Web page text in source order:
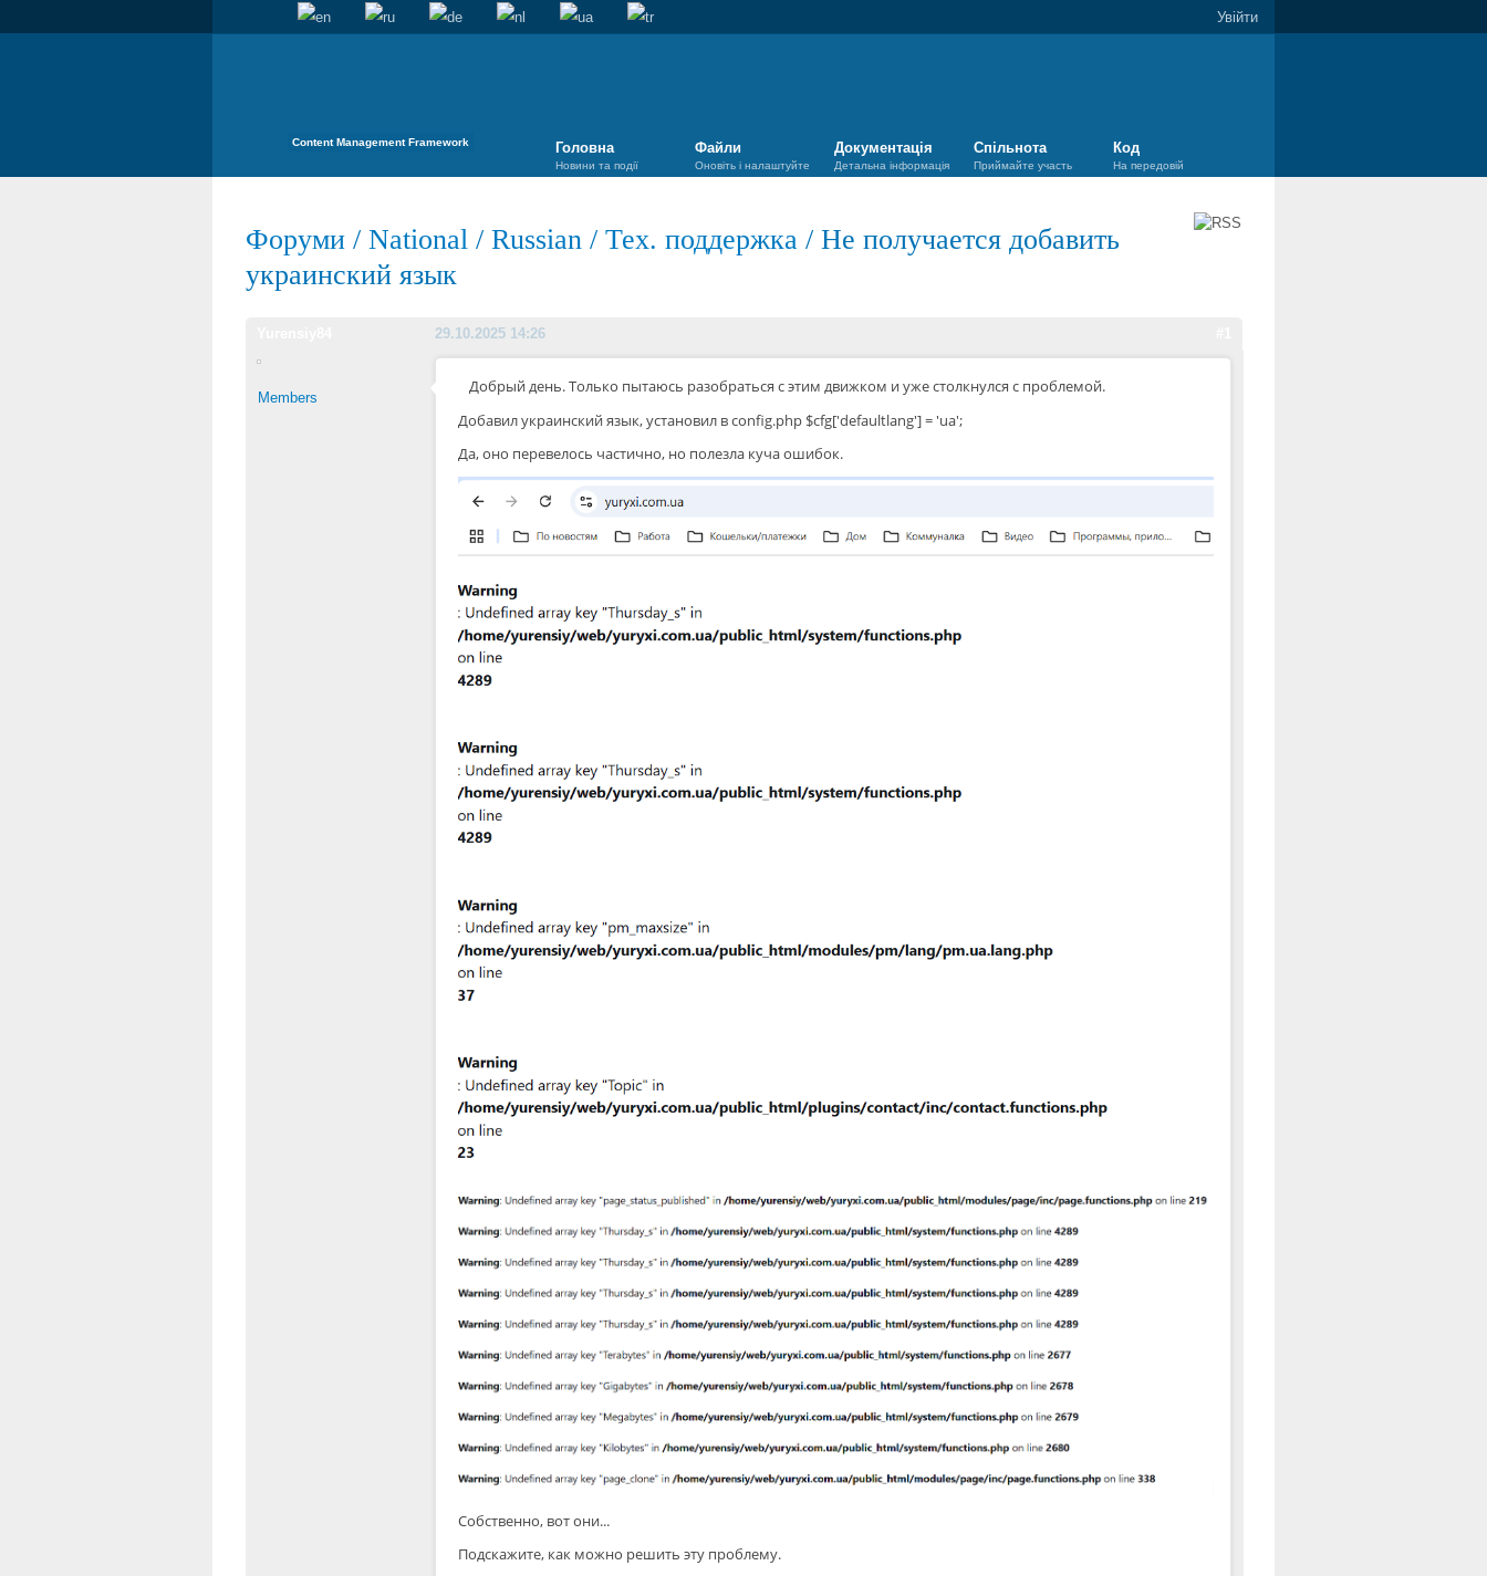
Увійти
Content Management Framework Головна
Новини та події
Файли
Оновіть і налаштуйте
Документація
Детальна інформація
Спільнота
Приймайте участь
Код
На передовій
Форуми / National / Russian / Тех. поддержка / Не получается добавить
украинский язык
29.10.2025 14:26
Members
Добрый день. Только пытаюсь разобраться с этим движком и уже столкнулся с проблемой.
Добавил украинский язык, установил в config.php $cfg['defaultlang'] = 'ua';
Да, оно перевелось частично, но полезла куча ошибок.
Собственно, вот они...
Подскажите, как можно решить эту проблему.